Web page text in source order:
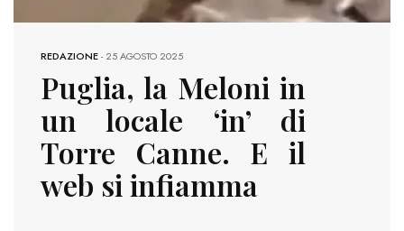
REDAZIONE-25 AGOSTO 2025
Puglia, la Meloni in
un locale ‘in’ di
Torre Canne. E il
web si infiamma